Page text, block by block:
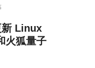
新 Linux
火狐量子